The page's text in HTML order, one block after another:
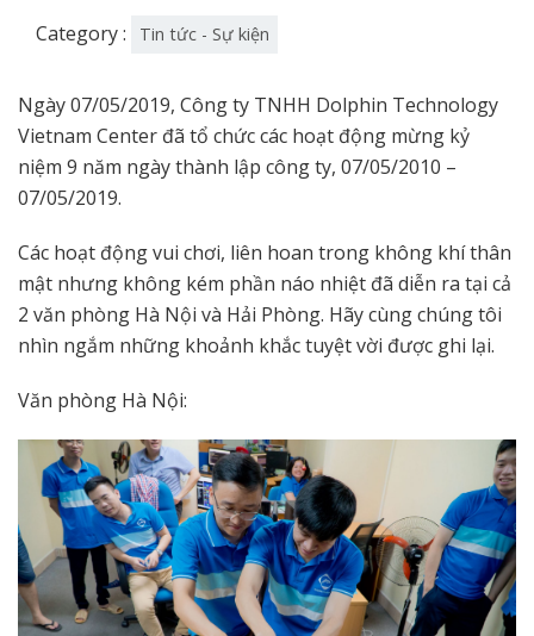
Category : Tin tức - Sự kiện
Ngày 07/05/2019, Công ty TNHH Dolphin Technology
Vietnam Center đã tổ chức các hoạt động mừng kỷ
niệm 9 năm ngày thành lập công ty, 07/05/2010 –
07/05/2019.
Các hoạt động vui chơi, liên hoan trong không khí thân
mật nhưng không kém phần náo nhiệt đã diễn ra tại cả
2 văn phòng Hà Nội và Hải Phòng. Hãy cùng chúng tôi
nhìn ngắm những khoảnh khắc tuyệt vời được ghi lại.
Văn phòng Hà Nội: